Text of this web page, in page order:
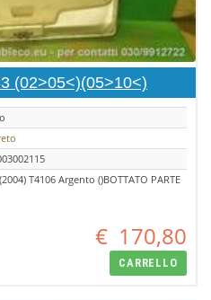
(02>05<)(05>10<)
T4106 Argento ()BOTTATO PARTE
€ 170,80
CARRELLO